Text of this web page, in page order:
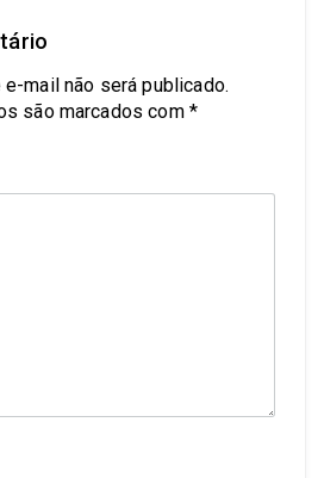
mail não será publicado.
são marcados com *